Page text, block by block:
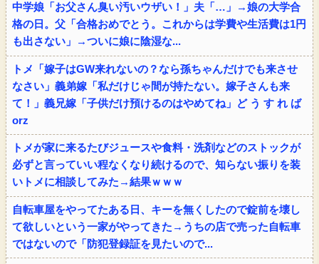
中学娘「お父さん臭い汚いウザい！」夫「…」→娘の大学合
格の日。父「合格おめでとう。これからは学費や生活費は1円
も出さない」→ついに娘に陰湿な...
トメ「嫁子はGW来れないの？なら孫ちゃんだけでも来させ
なさい」義弟嫁「私だけじゃ間が持たない。嫁子さんも来
て！」義兄嫁「子供だけ預けるのはやめてね」ど う す れ ば
orz
トメが家に来るたびジュースや食料・洗剤などのストックが
必ずと言っていい程なくなり続けるので、知らない振りを装
いトメに相談してみた→結果ｗｗｗ
自転車屋をやってたある日、キーを無くしたので錠前を壊し
て欲しいという一家がやってきた→うちの店で売った自転車
ではないので「防犯登録証を見たいので...